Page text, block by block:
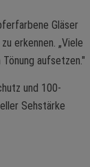
Gläser
erkennen. „Viele
aufsetzen."
und 100-
Sehstärke